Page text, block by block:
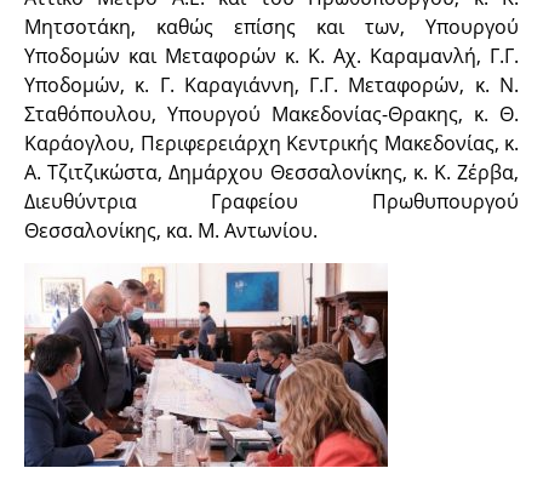
Μητσοτάκη, καθώς επίσης και των, Υπουργού
Υποδομών και Μεταφορών κ. Κ. Αχ. Καραμανλή, Γ.Γ.
Υποδομών, κ. Γ. Καραγιάννη, Γ.Γ. Μεταφορών, κ. Ν.
Σταθόπουλου, Υπουργού Μακεδονίας-Θρακης, κ. Θ.
Καράογλου, Περιφερειάρχη Κεντρικής Μακεδονίας, κ.
Α. Τζιτζικώστα, Δημάρχου Θεσσαλονίκης, κ. Κ. Ζέρβα,
Διευθύντρια Γραφείου Πρωθυπουργού
Θεσσαλονίκης, κα. Μ. Αντωνίου.